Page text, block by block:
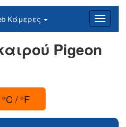
Κάμερες
Pigeon
°C / °F